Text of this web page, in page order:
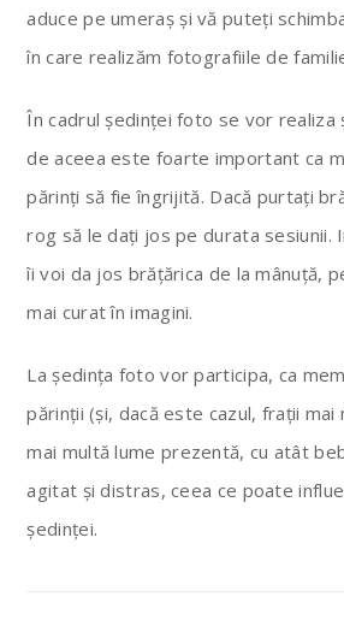
aduce pe umeraș și vă puteți
în care realizăm fotografiile de
În cadrul ședinței foto se vor realiza
de aceea este foarte important ca
părinți să fie îngrijită. Dacă purtați
rog să le dați jos pe durata sesiunii.
îi voi da jos brățărica de la mânuță,
mai curat în imagini.
La ședința foto vor participa, ca
părinții (și, dacă este cazul, frații mai
mai multă lume prezentă, cu atât
agitat și distras, ceea ce poate
ședinței.